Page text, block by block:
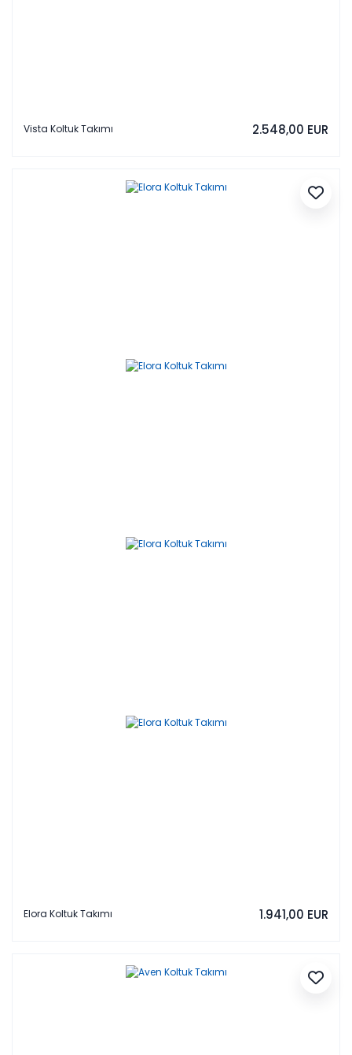
Vista Koltuk Takımı 2.548,00 EUR
Elora Koltuk Takımı 1.941,00 EUR